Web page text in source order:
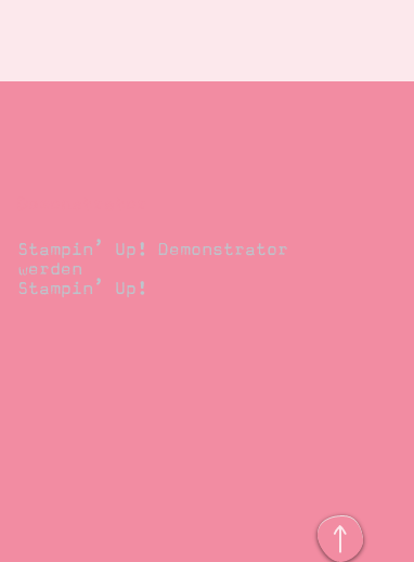
Stampin’ Up! Demonstrator
werden
Stampin’ Up!